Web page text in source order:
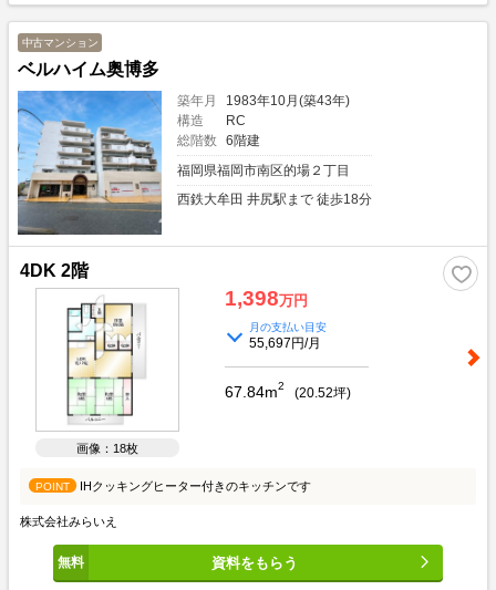
中古マンション
ベルハイム奥博多
築年月
1983年10月(築43年)
構造
RC
総階数
6階建
福岡県福岡市南区的場２丁目
西鉄大牟田 井尻駅まで 徒歩18分
4DK 2階
画像：18枚
1,398万円
月の支払い目安
55,697円/月
67.84m2 (20.52坪)
POINT IHクッキングヒーター付きのキッチンです
株式会社みらいえ
資料をもらう